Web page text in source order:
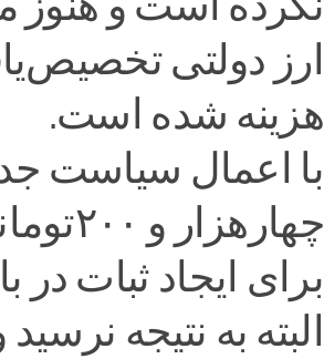
ارز دولتی
هزینه شده است.
با اعمال سیاست
برای ایجاد ثبات در
البته به نتیجه